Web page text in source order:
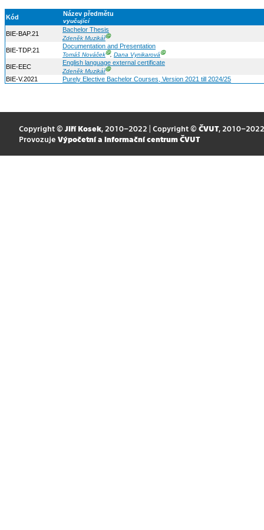
Kód Název předmětu
vyučující
BIE-BAP.21
Bachelor Thesis
Zdeněk MuzikářⒼ
BIE-TDP.21
Documentation and Presentation
Tomáš NováčekⒼ, Dana VynikarováⒼ
BIE-EEC
English language external certificate
Zdeněk MuzikářⒼ
BIE-V.2021 Purely Elective Bachelor Courses, Version 2021 till 2024/25
Copyright © Jiří Kosek, 2010–2022 | Copyright © ČVUT, 2010–2022
Provozuje Výpočetní a informační centrum ČVUT